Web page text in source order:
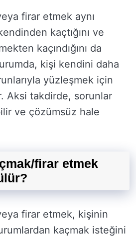
firar etmek aynı
kaçtığını ve
kaçındığını da
kişi kendini daha
yüzleşmek için
Aksi takdirde, sorunlar
ve çözümsüz hale
firar etmek
firar etmek, kişinin
kaçmak isteğini